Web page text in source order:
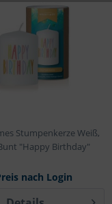
Stumpenkerze Weiß,
"Happy Birthday"
nach Login